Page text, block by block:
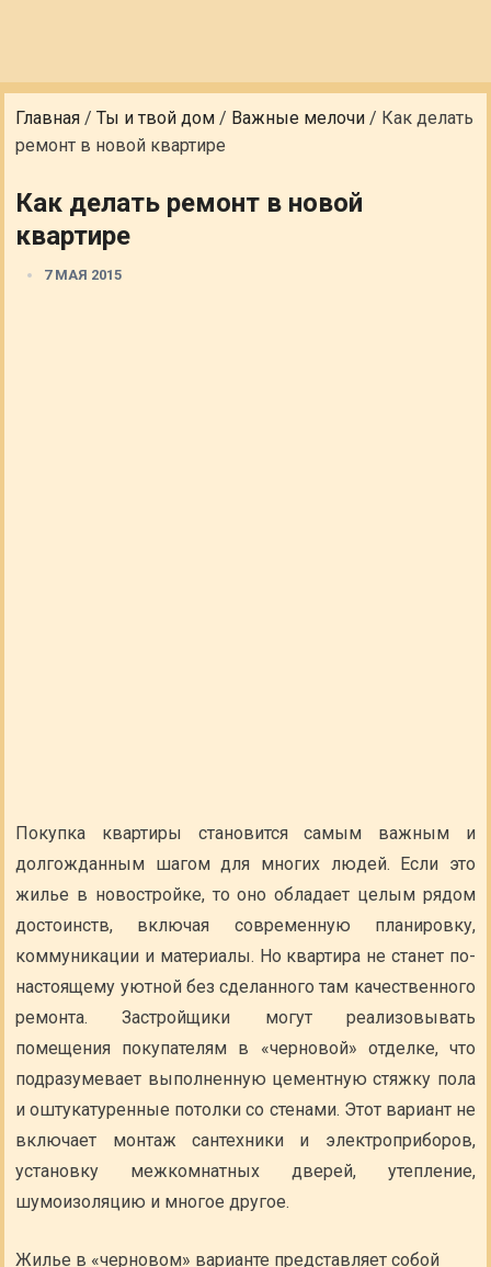
Главная /Ты и твой дом / Важные мелочи / Как делать
ремонт в новой квартире
Как делать ремонт в новой
квартире
7 МАЯ 2015
Покупка квартиры становится самым важным и
долгожданным шагом для многих людей. Если это
жилье в новостройке, то оно обладает целым рядом
достоинств, включая современную планировку,
коммуникации и материалы. Но квартира не станет по-
настоящему уютной без сделанного там качественного
ремонта. Застройщики могут реализовывать
помещения покупателям в «черновой» отделке, что
подразумевает выполненную цементную стяжку пола
и оштукатуренные потолки со стенами. Этот вариант не
включает монтаж сантехники и электроприборов,
установку межкомнатных дверей, утепление,
шумоизоляцию и многое другое.
Жилье в «черновом» варианте представляет собой